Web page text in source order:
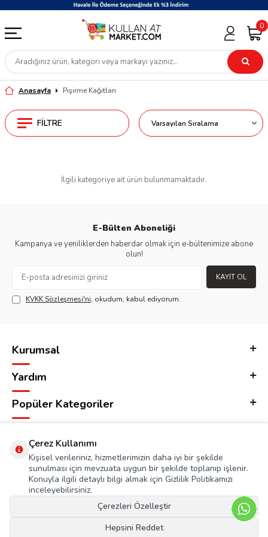
0
Anasayfa Pişirme Kağıtları
FILTRE
İlgili kategoriye ait ürün bulunmamaktadır.
E-Bülten Aboneliği
Kampanya ve yeniliklerden haberdar olmak için e-bültenimize abone
olun!
KAYIT OL
KVKK Sözleşmesi'ni, okudum, kabul ediyorum.
Kurumsal
Yardım
Popüler Kategoriler
Çerez Kullanımı
Kişisel verileriniz, hizmetlerimizin daha iyi bir şekilde
sunulması için mevzuata uygun bir şekilde toplanıp işlenir.
Konuyla ilgili detaylı bilgi almak için Gizlilik Politikamızı
inceleyebilirsiniz.
Çerezleri Özelleştir
Hepsini Reddet